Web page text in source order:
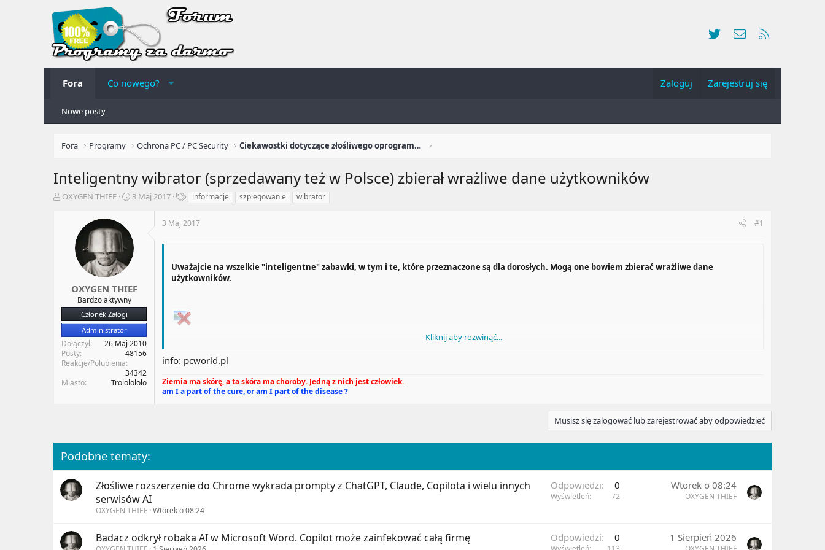
Twitter Kontakt
Fora Co nowego? Zaloguj Zarejestruj się
Nowe posty
Fora Programy Ochrona PC / PC Security Ciekawostki dotyczące złośliwego oprogramowania
Inteligentny wibrator (sprzedawany też w Polsce) zbierał wrażliwe dane użytkowników
A
u
OXYGEN THIEF
R
o
c
z
t
y
3 Maj 2017
T
g
i
informacje szpiegowanie wibrator
OXYGEN THIEF
Bardzo aktywny
Członek Załogi
Administrator
Dołączył
26 Maj 2010
Posty
48156
Reakcje/Polubienia
34342
Miasto
Trololololo
3 Maj 2017 #1
Uważajcie na wszelkie "inteligentne" zabawki, w tym i te, które przeznaczone są dla dorosłych. Mogą one bowiem zbierać wrażliwe dane
użytkowników.
Kilka tygodni temu usłyszeliśmy o wycofaniu z rynku niemieckiego lalki, która mogła nagrywać toczące się wokół niej rozmowy i przesyłać na
serwery producenta. Dzisiaj mamy do czynienia z kolejnym przykładem inteligentnego szpiega-gadżetu, lecz znacznie bardziej zaskakującym.
Chodzi bowiem o inteligentny wibrator We-Vibe Sync, który sprzedawany był również w Polsce.
gromadził on nieprawnie ich wrażliwe dane.
Kliknij aby rozwinąć...
info: pcworld.pl
Ziemia ma skórę, a ta skóra ma choroby. Jedną z nich jest człowiek.
am I a part of the cure, or am I part of the disease ?
Musisz się zalogować lub zarejestrować aby odpowiedzieć
Podobne tematy:
Złośliwe rozszerzenie do Chrome wykrada prompty z ChatGPT, Claude, Copilota i wielu innych
serwisów AI
OXYGEN THIEF Wtorek o 08:24
Odpowiedzi 0
Wyświetleń 72
Wtorek o 08:24
OXYGEN THIEF
Badacz odkrył robaka AI w Microsoft Word. Copilot może zainfekować całą firmę Odpowiedzi 0 1 Sierpień 2026